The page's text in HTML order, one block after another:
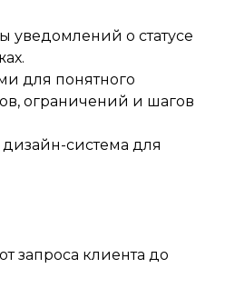
уведомлений о статусе
для понятного
ограничений и шагов
дизайн-система для
запроса клиента до